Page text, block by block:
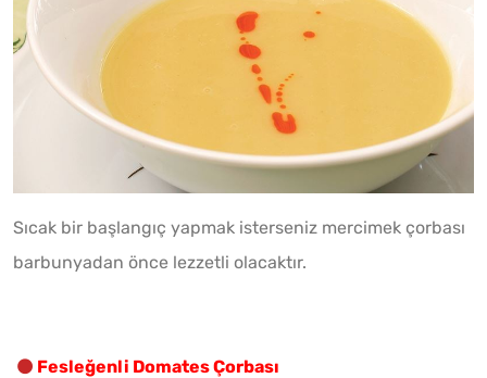
Sıcak bir başlangıç yapmak isterseniz mercimek çorbası
barbunyadan önce lezzetli olacaktır.
Fesleğenli Domates Çorbası